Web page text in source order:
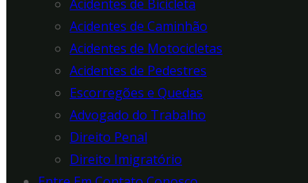
Acidentes de Bicicleta
Acidentes de Caminhão
Acidentes de Motocicletas
Acidentes de Pedestres
Escorregões e Quedas
Advogado do Trabalho
Direito Penal
Direito Imigratório